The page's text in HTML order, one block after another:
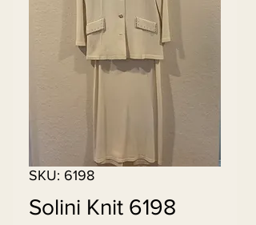
SKU: 6198
Solini Knit 6198